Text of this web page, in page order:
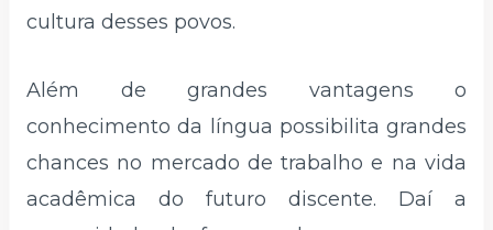
cultura desses povos.
Além de grandes vantagens o
conhecimento da língua possibilita grandes
chances no mercado de trabalho e na vida
acadêmica do futuro discente. Daí a